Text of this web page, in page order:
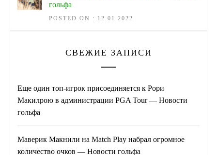
гольфа
POSTED ON : 12.01.2022
СВЕЖИЕ ЗАПИСИ
Еще один топ-игрок присоединяется к Рори
Макилрою в администрации PGA Tour — Новости
гольфа
Маверик Макнили на Match Play набрал огромное
количество очков — Новости гольфа